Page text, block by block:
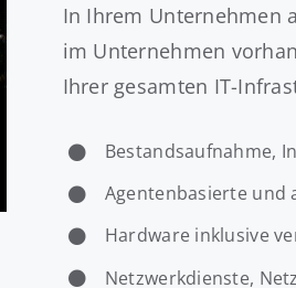
In Ihrem Unternehmen
im Unternehmen
Ihrer gesamten IT-
Bestandsaufnahme,
Agentenbasierte und
Hardware inklusive
Netzwerkdienste,